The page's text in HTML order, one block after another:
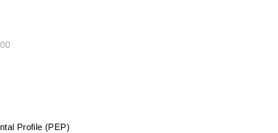
Profile (PEP)